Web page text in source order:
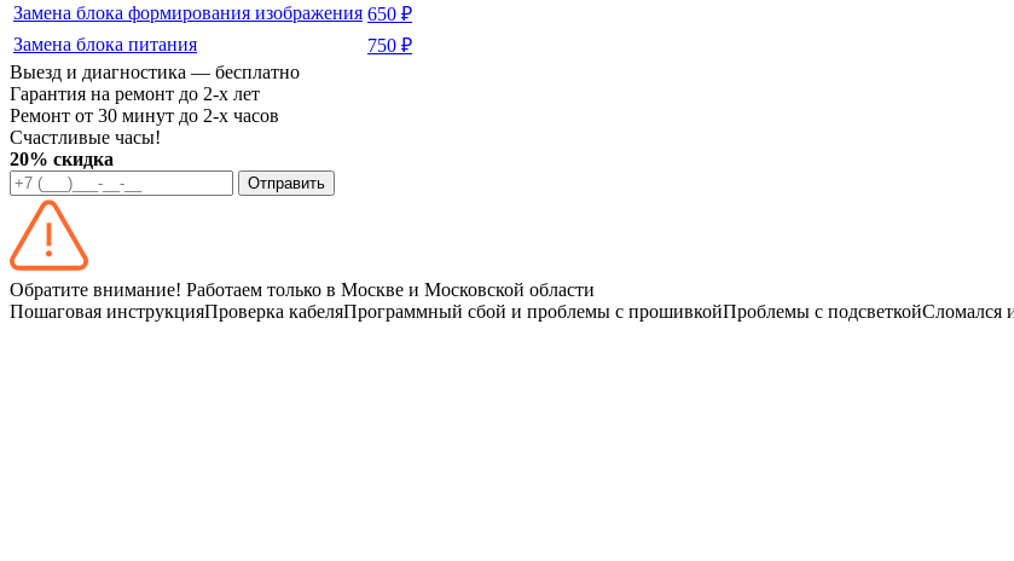
Замена блока формирования изображения 650 ₽
Замена блока питания
750 ₽
Выезд и диагностика — бесплатно
Гарантия на ремонт до 2-х лет
Ремонт от 30 минут до 2-х часов
Счастливые часы!
20% скидка
Отправить
Обратите внимание! Работаем только в Москве и Московской области
Пошаговая инструкцияПроверка кабеляПрограммный сбой и проблемы с прошивкойПроблемы с подсветкойСломался